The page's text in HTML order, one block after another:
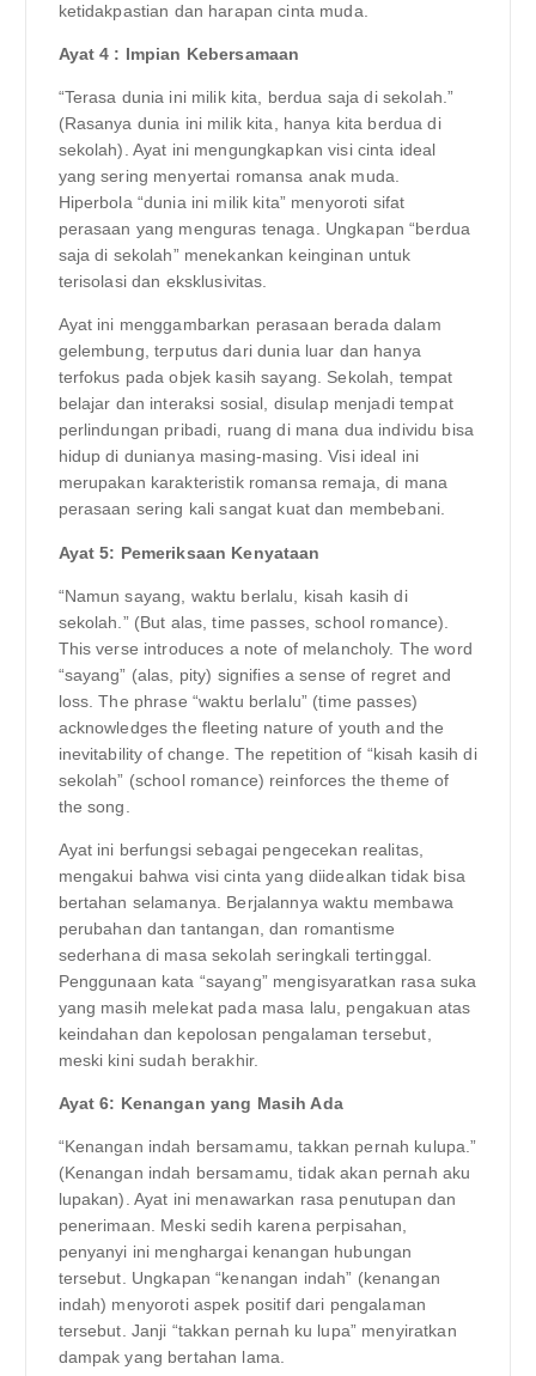
ketidakpastian dan harapan cinta muda.
Ayat 4 : Impian Kebersamaan
“Terasa dunia ini milik kita, berdua saja di sekolah.”
(Rasanya dunia ini milik kita, hanya kita berdua di
sekolah). Ayat ini mengungkapkan visi cinta ideal
yang sering menyertai romansa anak muda.
Hiperbola “dunia ini milik kita” menyoroti sifat
perasaan yang menguras tenaga. Ungkapan “berdua
saja di sekolah” menekankan keinginan untuk
terisolasi dan eksklusivitas.
Ayat ini menggambarkan perasaan berada dalam
gelembung, terputus dari dunia luar dan hanya
terfokus pada objek kasih sayang. Sekolah, tempat
belajar dan interaksi sosial, disulap menjadi tempat
perlindungan pribadi, ruang di mana dua individu bisa
hidup di dunianya masing-masing. Visi ideal ini
merupakan karakteristik romansa remaja, di mana
perasaan sering kali sangat kuat dan membebani.
Ayat 5: Pemeriksaan Kenyataan
“Namun sayang, waktu berlalu, kisah kasih di
sekolah.” (But alas, time passes, school romance).
This verse introduces a note of melancholy. The word
“sayang” (alas, pity) signifies a sense of regret and
loss. The phrase “waktu berlalu” (time passes)
acknowledges the fleeting nature of youth and the
inevitability of change. The repetition of “kisah kasih di
sekolah” (school romance) reinforces the theme of
the song.
Ayat ini berfungsi sebagai pengecekan realitas,
mengakui bahwa visi cinta yang diidealkan tidak bisa
bertahan selamanya. Berjalannya waktu membawa
perubahan dan tantangan, dan romantisme
sederhana di masa sekolah seringkali tertinggal.
Penggunaan kata “sayang” mengisyaratkan rasa suka
yang masih melekat pada masa lalu, pengakuan atas
keindahan dan kepolosan pengalaman tersebut,
meski kini sudah berakhir.
Ayat 6: Kenangan yang Masih Ada
“Kenangan indah bersamamu, takkan pernah kulupa.”
(Kenangan indah bersamamu, tidak akan pernah aku
lupakan). Ayat ini menawarkan rasa penutupan dan
penerimaan. Meski sedih karena perpisahan,
penyanyi ini menghargai kenangan hubungan
tersebut. Ungkapan “kenangan indah” (kenangan
indah) menyoroti aspek positif dari pengalaman
tersebut. Janji “takkan pernah ku lupa” menyiratkan
dampak yang bertahan lama.